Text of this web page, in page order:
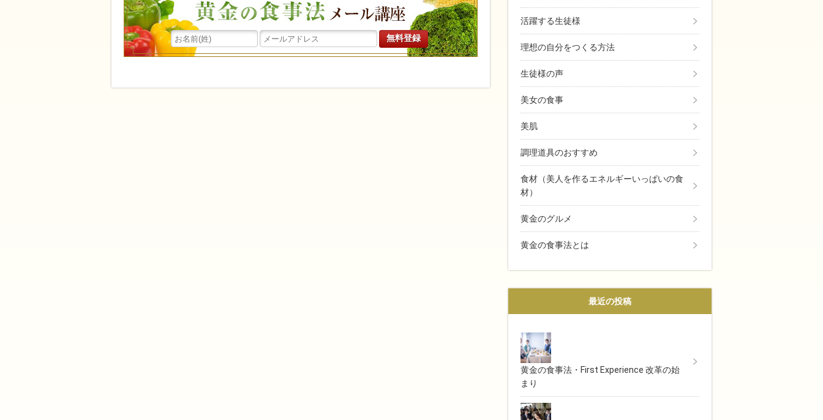
活躍する生徒様
理想の自分をつくる方法
生徒様の声
美女の食事
美肌
調理道具のおすすめ
食材（美人を作るエネルギーいっぱいの食
材）
黄金のグルメ
黄金の食事法とは
最近の投稿
黄金の食事法・First Experience 改革の始
まり